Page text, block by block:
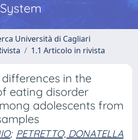
Università di Cagliari
1.1 Articolo in rivista
in the
eating disorder
adolescents from
; PETRETTO, DONATELLA